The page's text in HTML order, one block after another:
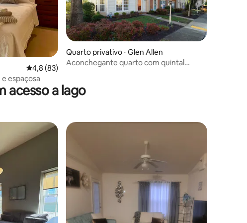
4,8 de uma avaliação média de 5, 83 avaliações
4,8 (83)
espaçosa
Quarto privativo ⋅ Glen Allen
Aconchegante quarto com quintal
acesso a lago